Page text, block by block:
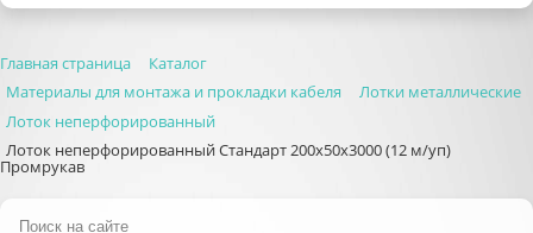
Главная страница
Каталог
Материалы для монтажа и прокладки кабеля
Лотки металлические
Лоток неперфорированный
Лоток неперфорированный Стандарт 200х50х3000 (12 м/уп)
Промрукав